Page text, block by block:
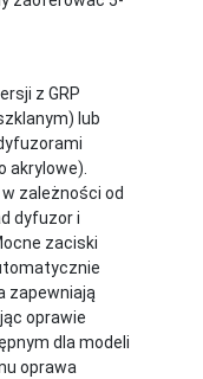
z GRP
lub
akrylowe).
zależności od
dyfuzor i
zaciski
zapewniają
oprawie
dla modeli
oprawa